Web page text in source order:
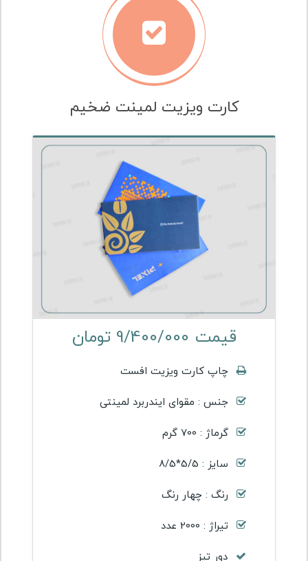
کارت ویزیت لمینت ضخیم
قیمت 9/400/000 تومان
چاپ کارت ویزیت افست
جنس : مقوای ایندربرد لمینتی
گرماژ : 700 گرم
سایز : 5/5*8/5
رنگ : چهار رنگ
تیراژ : 2000 عدد
دور تیز